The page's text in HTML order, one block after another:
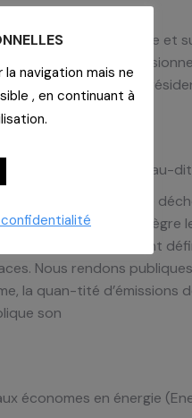
les jours, au domicile et
l’implication
Paul Garassus,
Eco management and au-
de génération de
qui intègre
et des buts clairement
Nous rendons
la quan-tité d’émissions
son
économes en énergie
navigation mais ne
, en continuant à